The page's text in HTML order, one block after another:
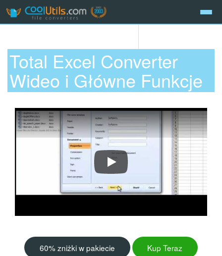
Total Excel Converter
Wideo i Główne Funkcje
Total Excel Converter Przegląd
60% zniżki w pakiecie Kup Teraz